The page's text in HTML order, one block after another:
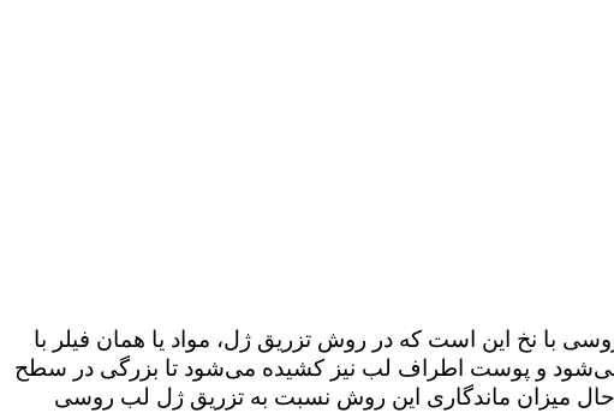
با نخ این است که در روش تزریق ژل، مواد یا همان فیلر با
و پوست اطراف لب نیز کشیده می‌شود تا بزرگی در سطح
میزان ماندگاری این روش نسبت به تزریق ژل لب روسی